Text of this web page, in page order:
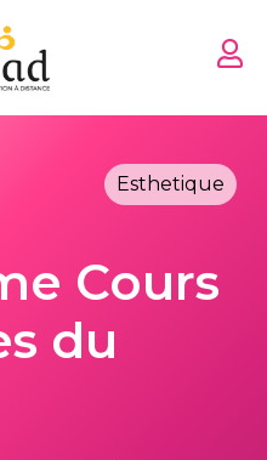
Esthetique
Cours
du